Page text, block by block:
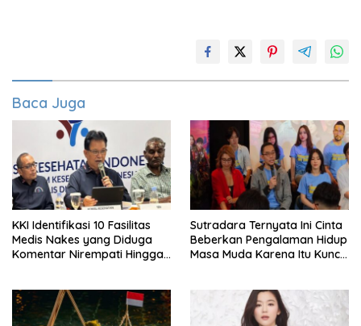
Baca Juga
KKI Identifikasi 10 Fasilitas
Medis Nakes yang Diduga
Komentar Nirempati Hingga
Sutradara Ternyata Ini Cinta
Beberkan Pengalaman Hidup
Masa Muda Karena Itu Kunci